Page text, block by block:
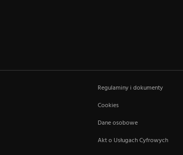
Regulaminy i dokumenty
Cookies
Dane osobowe
Akt o Usługach Cyfrowych